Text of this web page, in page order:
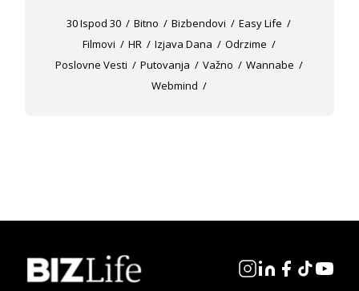
30 Ispod 30 Bitno Bizbendovi
Easy Life
Filmovi
HR Izjava Dana
Odrzime
Poslovne Vesti
Putovanja Važno
Wannabe
Webmind